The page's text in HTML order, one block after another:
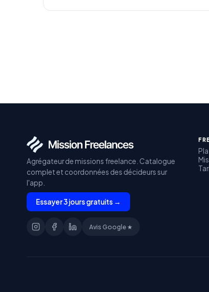
Agrégateur de missions freelance. Catalogue
complet et coordonnées des décideurs sur
l'app.
Essayer 3 jours gratuits →
Avis Google ★